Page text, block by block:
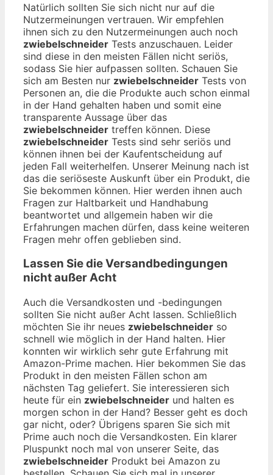
Natürlich sollten Sie sich nicht nur auf die
Nutzermeinungen vertrauen. Wir empfehlen
ihnen sich zu den Nutzermeinungen auch noch
zwiebelschneider Tests anzuschauen. Leider
sind diese in den meisten Fällen nicht seriös,
sodass Sie hier aufpassen sollten. Schauen Sie
sich am Besten nur zwiebelschneider Tests von
Personen an, die die Produkte auch schon einmal
in der Hand gehalten haben und somit eine
transparente Aussage über das
zwiebelschneider treffen können. Diese
zwiebelschneider Tests sind sehr seriös und
können ihnen bei der Kaufentscheidung auf
jeden Fall weiterhelfen. Unserer Meinung nach ist
das die seriöseste Auskunft über ein Produkt, die
Sie bekommen können. Hier werden ihnen auch
Fragen zur Haltbarkeit und Handhabung
beantwortet und allgemein haben wir die
Erfahrungen machen dürfen, dass keine weiteren
Fragen mehr offen geblieben sind.
Lassen Sie die Versandbedingungen
nicht außer Acht
Auch die Versandkosten und -bedingungen
sollten Sie nicht außer Acht lassen. Schließlich
möchten Sie ihr neues zwiebelschneider so
schnell wie möglich in der Hand halten. Hier
konnten wir wirklich sehr gute Erfahrung mit
Amazon-Prime machen. Hier bekommen Sie das
Produkt in den meisten Fällen schon am
nächsten Tag geliefert. Sie interessieren sich
heute für ein zwiebelschneider und halten es
morgen schon in der Hand? Besser geht es doch
gar nicht, oder? Übrigens sparen Sie sich mit
Prime auch noch die Versandkosten. Ein klarer
Pluspunkt noch mal von unserer Seite, das
zwiebelschneider Produkt bei Amazon zu